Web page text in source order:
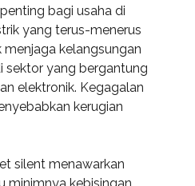
bagi usaha di
yang terus-menerus
kelangsungan
sektor yang bergantung
elektronik. Kegagalan
kerugian
silent menawarkan